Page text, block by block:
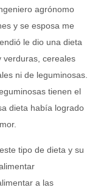
agrónomo
y se esposa me
le dio una dieta
verduras, cereales
ni de leguminosas.
tienen el
dieta había logrado
tipo de dieta y su
a las